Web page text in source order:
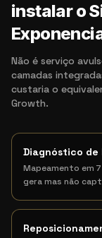
instalar o
Não é serviço
camadas
custaria o
Growth.
Diagnóstico de
Mapeamento em
gera mas não